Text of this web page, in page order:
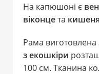
На капюшоні є
віконцета кишеня
Рама виготовлена
з екошкіри
100 см. Тканина